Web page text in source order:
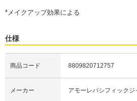
*メイクアップ効果による
仕様
商品コード 8809820712757
メーカー アモーレパシフィックジ